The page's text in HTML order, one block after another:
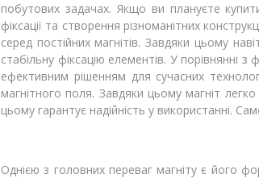
побутових задачах. Якщо ви плануєте
фіксації та створення різноманітних
серед постійних магнітів. Завдяки цьому
стабільну фіксацію елементів. У
ефективним рішенням для сучасних
магнітного поля. Завдяки цьому магніт
цьому гарантує надійність у використанні.
Однією з головних переваг магніту є його